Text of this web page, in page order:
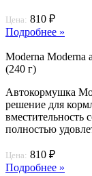
Цена: 810 ₽
Подробнее »
Moderna Moderna
(240 г)
Автокормушка
решение для
вместительность
полностью
Цена: 810 ₽
Подробнее »